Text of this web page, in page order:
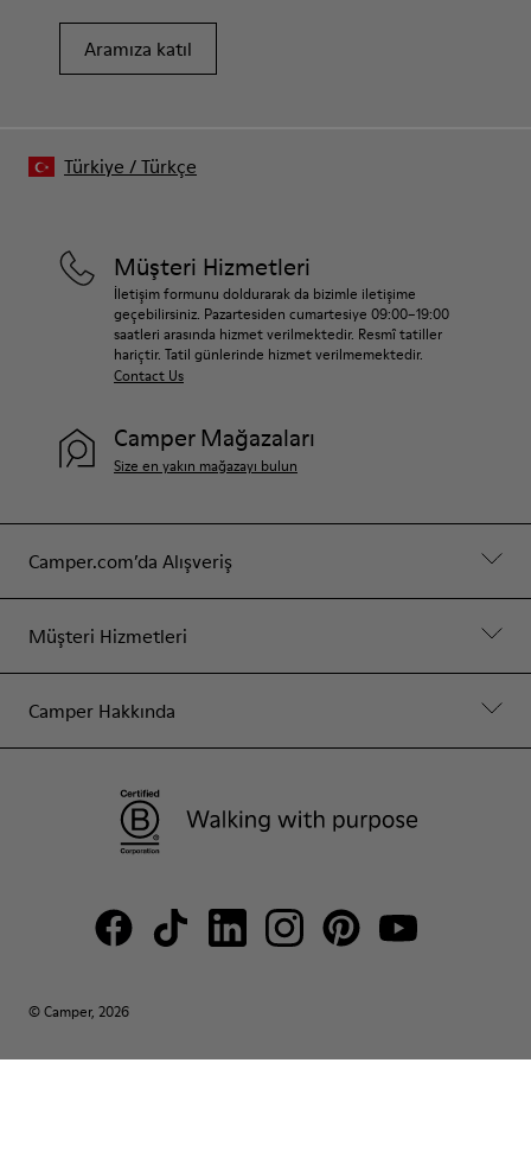
Aramıza katıl
Camper.com’da Alışveriş
Müşteri Hizmetleri
Camper Hakkında
Müşteri Hizmetleri
İletişim formunu doldurarak da bizimle iletişime
geçebilirsiniz. Pazartesiden cumartesiye 09:00–19:00
saatleri arasında hizmet verilmektedir. Resmî tatiller
hariçtir. Tatil günlerinde hizmet verilmemektedir.
Contact Us
Camper Mağazaları
Size en yakın mağazayı bulun
© Camper, 2026
Türkiye /Türkçe